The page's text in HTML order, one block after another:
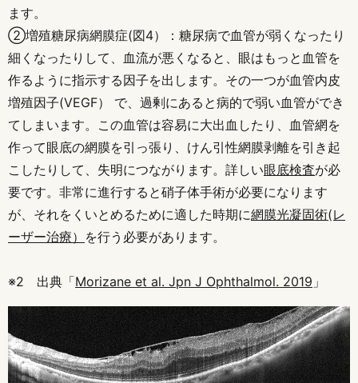
ます。
②増殖糖尿病網膜症(図4）：糖尿病で血管が弱くなったり
細くなったりして、血流が悪くなると、眼はもっと血管を
作るように指示する因子を出します。その一つが血管内皮
増殖因子(VEGF） で、過剰にあると病的で弱い血管ができ
てしまいます。この血管は容易に大出血したり、血管網を
作って眼底の網膜を引っ張り、けん引性網膜剥離を引き起
こしたりして、失明につながります。詳しい眼底検査が必
要です。非常に進行すると硝子体手術が必要になります
が、それをくいとめるために適した時期に網膜光凝固術(レ
ーザー治療） を行う必要があります。
※2 出典「Morizane et al. Jpn J Ophthalmol. 2019 」